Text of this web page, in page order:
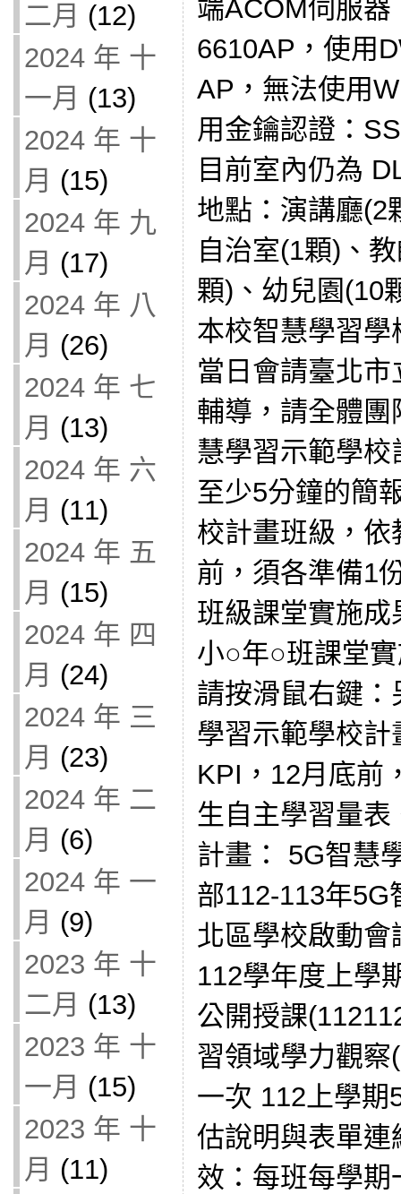
二月 (12)
2024 年 十
一月 (13)
2024 年 十
月 (15)
2024 年 九
月 (17)
2024 年 八
月 (26)
2024 年 七
月 (13)
2024 年 六
月 (11)
2024 年 五
月 (15)
2024 年 四
月 (24)
2024 年 三
月 (23)
2024 年 二
月 (6)
2024 年 一
月 (9)
2023 年 十
二月 (13)
2023 年 十
一月 (15)
2023 年 十
月 (11)
端ACOM伺服
6610AP，使用
AP，無法使用
用金鑰認證：
目前室內仍為
地點：演講廳(2
自治室(1顆)、
顆)、幼兒園(10
本校智慧學習
當日會請臺北
輔導，請全體
慧學習示範學
至少5分鐘的簡
校計畫班級，
前，須各準備1
班級課堂實施
小○年○班課堂
請按滑鼠右鍵
學習示範學校
KPI，12月底前
生自主學習量
計畫： 5G智慧
部112-113年
北區學校啟動
112學年度上學
公開授課
習領域學力觀
一次 112上學期
估說明與表單
效：每班每學